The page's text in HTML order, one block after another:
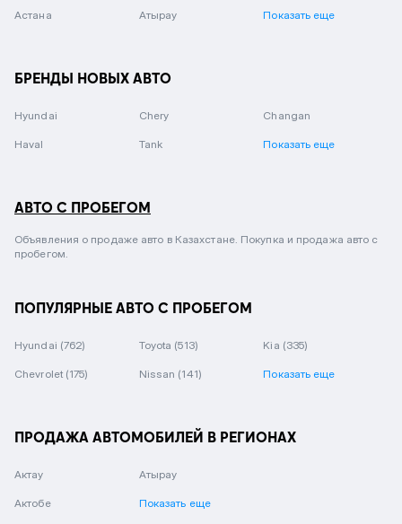
Астана Атырау Показать еще
БРЕНДЫ НОВЫХ АВТО
Hyundai Chery Changan
Haval Tank Показать еще
АВТО С ПРОБЕГОМ
Объявления о продаже авто в Казахстане. Покупка и продажа авто с
пробегом.
ПОПУЛЯРНЫЕ АВТО С ПРОБЕГОМ
Hyundai (762) Toyota (513) Kia (335)
Chevrolet (175) Nissan (141) Показать еще
ПРОДАЖА АВТОМОБИЛЕЙ В РЕГИОНАХ
Актау
Актобе
Атырау
Показать еще